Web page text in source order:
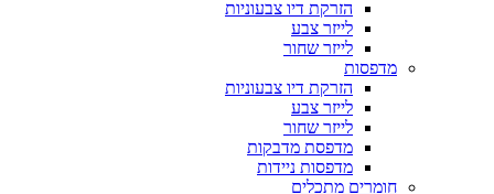
הזרקת דיו צבעוניות
לייזר צבע
לייזר שחור
מדפסות
הזרקת דיו צבעוניות
לייזר צבע
לייזר שחור
מדפסת מדבקות
מדפסות ניידות
חומרים מתכלים